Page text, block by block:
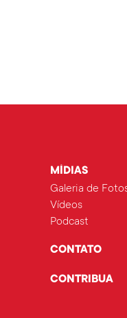
MÍDIAS
Galeria de
Vídeos
Podcast
CONTATO
CONTRIBUA